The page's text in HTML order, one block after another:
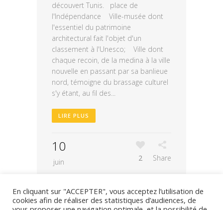
découvert Tunis. place de
l'Indépendance Ville-musée dont
l'essentiel du patrimoine
architectural fait l'objet d'un
classement à l'Unesco; Ville dont
chaque recoin, de la medina à la ville
nouvelle en passant par sa banlieue
nord, témoigne du brassage culturel
s'y étant, au fil des...
LIRE PLUS
10
juin 2 Share
En cliquant sur "ACCEPTER", vous acceptez l’utilisation de
cookies afin de réaliser des statistiques d’audiences, de